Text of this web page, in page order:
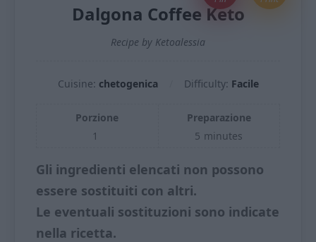
Dalgona Coffee Keto
Recipe by Ketoalessia
Cuisine: chetogenica Difficulty: Facile
Porzione
1
Preparazione
5 minutes
Gli ingredienti elencati non possono
essere sostituiti con altri.
Le eventuali sostituzioni sono indicate
nella ricetta.